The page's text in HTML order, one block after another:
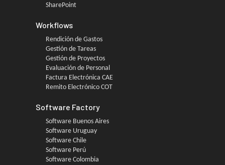
SharePoint
Workflows
Rendición de Gastos
Gestión de Tareas
Gestión de Proyectos
Evaluación de Personal
Factura Electrónica CAE
Remito Electrónico COT
Software Factory
Software Buenos Aires
Software Uruguay
Software Chile
Software Perú
Software Colombia